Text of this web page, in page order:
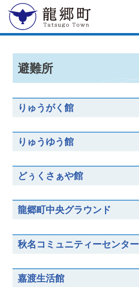
龍郷町
避難所
りゅうがく館
りゅうゆう館
どぅくさぁや館
龍郷町中央グラウンド
秋名コミュニティーセンター
嘉渡生活館